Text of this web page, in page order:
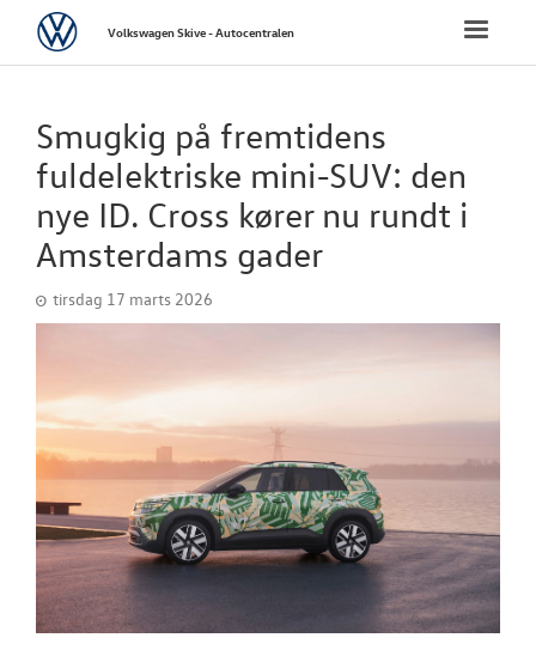
NYE
NYE VAREBILER
RESERVEDELE
TILBEHØR
Toggle
VolkswagenVolkswagen Skive - Autocentralen
Smugkig på fremtidens
fuldelektriske mini-SUV: den
nye ID. Cross kører nu rundt i
Amsterdams gader
tirsdag 17 marts 2026